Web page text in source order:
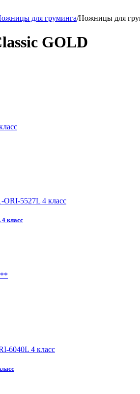
для груминга/Ножницы для
GOLD
класс